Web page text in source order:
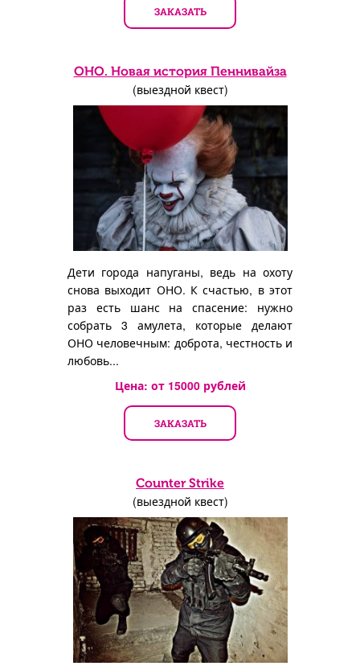
ЗАКАЗАТЬ
ОНО. Новая история Пеннивайза
(выездной квест)
Дети города напуганы, ведь на охоту
снова выходит ОНО. К счастью, в этот
раз есть шанс на спасение: нужно
собрать 3 амулета, которые делают
ОНО человечным: доброта, честность и
любовь...
Цена: от 15000рублей
ЗАКАЗАТЬ
Counter Strike
(выездной квест)